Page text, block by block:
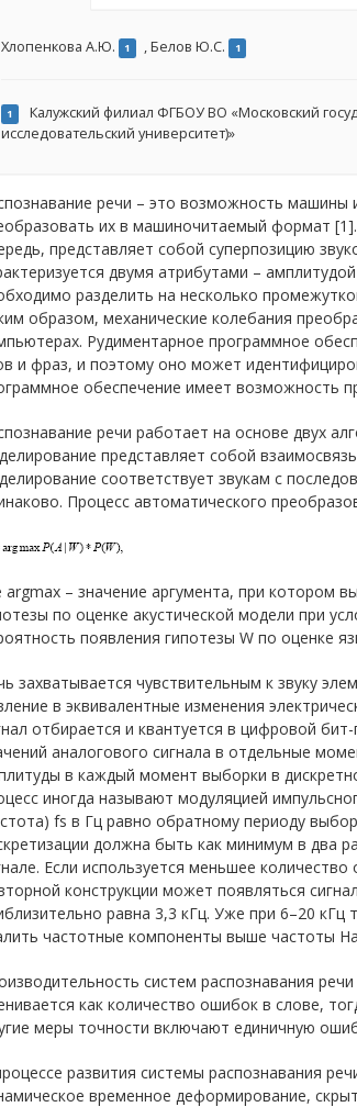
Хлопенкова А.Ю. 1 ,Белов Ю.С. 1
1
Калужский филиал ФГБОУ ВО «Московский
исследовательский университет)»
речи – это возможность
их в машиночитаемый формат
представляет собой суперпозицию
двумя атрибутами –
разделить на несколько
образом, механические колебания
Рудиментарное программное
и фраз, и поэтому оно может
обеспечение имеет возможность
речи работает на основе двух
представляет собой
соответствует звукам с
Процесс автоматического
argmax – значение аргумента, при котором
по оценке акустической модели при
появления гипотезы W по оценке
захватывается чувствительным к звуку
в эквивалентные изменения
отбирается и квантуется в цифровой
аналогового сигнала в отдельные
в каждый момент выборки в
иногда называют модуляцией
fs в Гц равно обратному периоду
должна быть как минимум в два
Если используется меньшее
конструкции может появляться
равна 3,3 кГц. Уже при 6–20
частотные компоненты выше частоты
систем распознавания
как количество ошибок в слове,
меры точности включают единичную
развития системы распознавания
временное деформирование,